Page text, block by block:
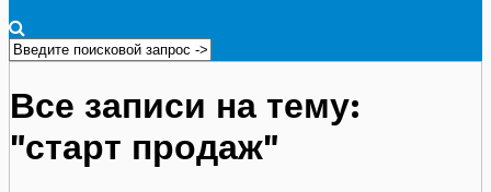
Все записи на тему:
"старт продаж"